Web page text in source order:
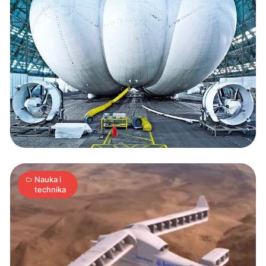
Nauka i
technika
DARPA:
projekt
nowego
militarnego
drona
A 04.03.2016 |
1
min